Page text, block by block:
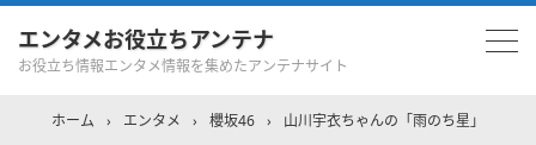
エンタメお役立ちアンテナ
お役立ち情報エンタメ情報を集めたアンテナサイト
ホーム › エンタメ › 櫻坂46 › 山川宇衣ちゃんの「雨のち星」